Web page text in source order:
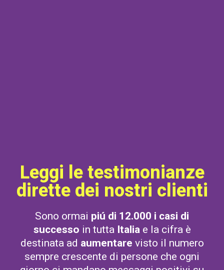
Leggi le testimonianze
dirette dei nostri clienti
Sono ormai piú di 12.000 i casi di
successo in tutta Italiae la cifra è
destinata ad aumentare visto il numero
sempre crescente di persone che ogni